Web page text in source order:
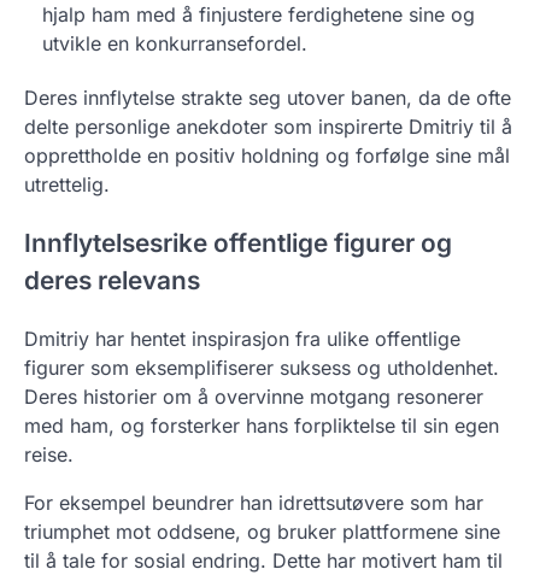
hjalp ham med å finjustere ferdighetene sine og
utvikle en konkurransefordel.
Deres innflytelse strakte seg utover banen, da de ofte
delte personlige anekdoter som inspirerte Dmitriy til å
opprettholde en positiv holdning og forfølge sine mål
utrettelig.
Innflytelsesrike offentlige figurer og
deres relevans
Dmitriy har hentet inspirasjon fra ulike offentlige
figurer som eksemplifiserer suksess og utholdenhet.
Deres historier om å overvinne motgang resonerer
med ham, og forsterker hans forpliktelse til sin egen
reise.
For eksempel beundrer han idrettsutøvere som har
triumphet mot oddsene, og bruker plattformene sine
til å tale for sosial endring. Dette har motivert ham til